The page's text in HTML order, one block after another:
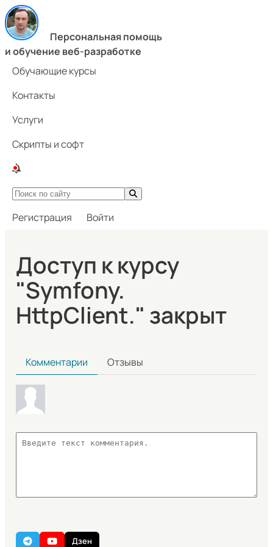
Персональная помощь
и обучение веб-разработке
Обучающие курсы
Контакты
Услуги
Скрипты и софт
Регистрация Войти
Доступ к курсу
"Symfony.
HttpClient." закрыт
Комментарии Отзывы
Дзен